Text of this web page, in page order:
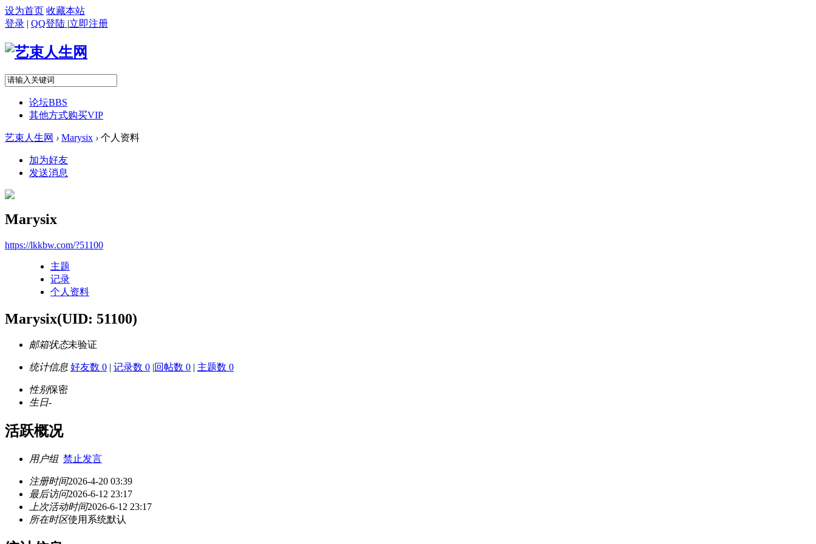
设为首页 收藏本站
登录 | QQ登陆 |立即注册
论坛BBS
其他方式购买VIP
艺束人生网 › Marysix › 个人资料
加为好友
发送消息
Marysix
https://lkkbw.com/?51100
主题
记录
个人资料
Marysix(UID: 51100)
邮箱状态未验证
统计信息 好友数 0 | 记录数 0 |回帖数 0 | 主题数 0
性别保密
生日-
活跃概况
用户组 禁止发言
注册时间2026-4-20 03:39
最后访问2026-6-12 23:17
上次活动时间2026-6-12 23:17
所在时区使用系统默认